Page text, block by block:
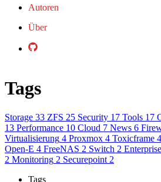
Autoren
Über
Tags
Storage 33 ZFS 25 Security 17 Tools 17
13 Performance 10 Cloud 7 News 6
Virtualisierung 4 Proxmox 4 Toxicframe 4
Open-E 4 FreeNAS 2 Switch 2 Enterprise
2 Monitoring 2 Securepoint 2
Tags